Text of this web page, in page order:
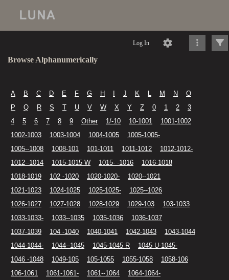
Log In
Browse Alphanumerically
A B C D E F G H J K L M N
O
P
Q R S T U V W X Y Z 0 1 2
3
4
5 6 7 8 9 Other 1/-10 10-1001
1001-1002
1002-1003
1003-1004 1004-1005
1005-1005-
1005--1008
1008-101 101-1011 1011-1012
1012-1012-
1012--1014
1015-1015 W 1015- -1016
1016-1018
1018-1019
102 -1020 1020-1020-
1020--1021
1021-1023
1024-1025 1025-1025-
1025--1026
1026-1027
1027-1028 1028-1029 1029-103
103-1033
1033-1033-
1033--1035 1035-1036
1036-1037
1037-1039
104 -1040 1040-1041 1042-1043
1043-1044
1044-1044-
1044--1045 1045-1045 R
1045 U-1045-
1046 -1048
1049-105 105-1055 1055-1058
1058-106
106-1061
1061-1061- 1061--1064
1064-1064-